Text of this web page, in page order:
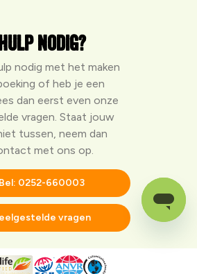
nodig?
nodig met het maken
of heb je een
dan eerst even onze
vragen. Staat jouw
tussen, neem dan
met ons op.
Bel: 0252-660003
vragen